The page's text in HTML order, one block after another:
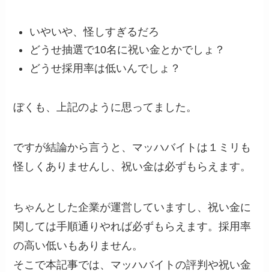
いやいや、怪しすぎるだろ
どうせ抽選で10名に祝い金とかでしょ？
どうせ採用率は低いんでしょ？
ぼくも、上記のように思ってました。
ですが結論から言うと、マッハバイトは１ミリも
怪しくありませんし、祝い金は必ずもらえます。
ちゃんとした企業が運営していますし、祝い金に
関しては手順通りやれば必ずもらえます。採用率
の高い低いもありません。
そこで本記事では、マッハバイトの評判や祝い金